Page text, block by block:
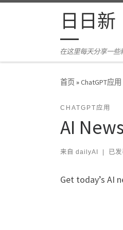
Skip to content日日新
在这里每天分享一些
首页»ChatGPT应用
CHATGPT应用
AI
来自 dailyAI 已发
Get today’s AI